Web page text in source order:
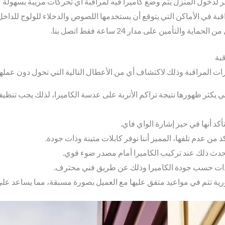
في الأماكن التي يتوقع أن يستخدمها اللصوص والدخلاء للولوج
على مدار 24 ساعة فقط اتصل بنا.
المراقبة وذلك لاكتشاف أي من الأعطال التالية التي تحول دون
ظهورها نتيجة تراكم الأتربة على عدسة الكاميرا، لذلك يجب
أنها في حيز إشارة الواي فاي.
عدم تلفها، المميز أننا نوفر كابلات متينة وذات جودة.
ذلك عند تركيب الكاميرا أمام مصدر ضوء قوي.
حسب جودة الكاميرا وذلك عن طريق فني محترف.
تتم في مواعيد متفق عليها مع العميل بصورة مسبقة، مما